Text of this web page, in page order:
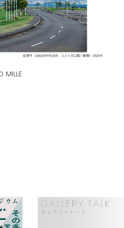
MILLE